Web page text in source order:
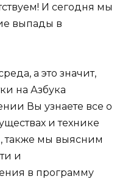
И сегодня мы
выпады в
а это значит,
на Азбука
Вы узнаете все о
и технике
также мы выясним
и
в программу